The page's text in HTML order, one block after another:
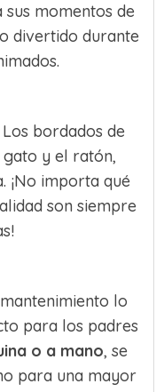
momentos de
divertido durante
Los bordados de
y el ratón,
¡No importa qué
son siempre
lo
para los padres
o a mano, se
para una mayor